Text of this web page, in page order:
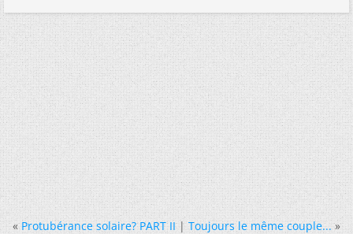
« Protubérance solaire? PART II|Toujours le même couple... »